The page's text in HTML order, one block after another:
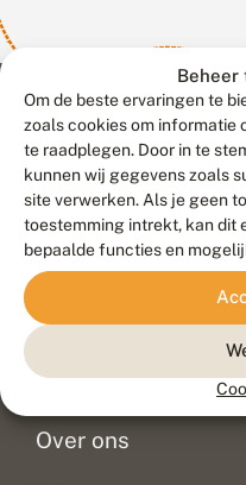
Beheer
Om de beste ervaringen te
zoals cookies om informatie
te raadplegen. Door in te
kunnen wij gegevens zoals
site verwerken. Als je geen
toestemming intrekt, kan dit
bepaalde functies en
Contact
Veelgestelde
Doneer
Over ons
Meld
© 2026
Duurzaam ontwikkeld
Blue